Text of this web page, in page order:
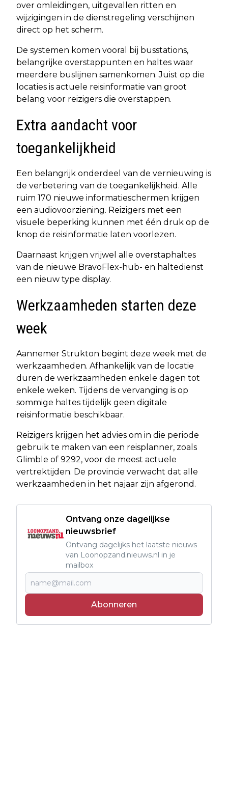
over omleidingen, uitgevallen ritten en
wijzigingen in de dienstregeling verschijnen
direct op het scherm.
De systemen komen vooral bij busstations,
belangrijke overstappunten en haltes waar
meerdere buslijnen samenkomen. Juist op die
locaties is actuele reisinformatie van groot
belang voor reizigers die overstappen.
Extra aandacht voor
toegankelijkheid
Een belangrijk onderdeel van de vernieuwing is
de verbetering van de toegankelijkheid. Alle
ruim 170 nieuwe informatieschermen krijgen
een audiovoorziening. Reizigers met een
visuele beperking kunnen met één druk op de
knop de reisinformatie laten voorlezen.
Daarnaast krijgen vrijwel alle overstaphaltes
van de nieuwe BravoFlex-hub- en haltedienst
een nieuw type display.
Werkzaamheden starten deze
week
Aannemer Strukton begint deze week met de
werkzaamheden. Afhankelijk van de locatie
duren de werkzaamheden enkele dagen tot
enkele weken. Tijdens de vervanging is op
sommige haltes tijdelijk geen digitale
reisinformatie beschikbaar.
Reizigers krijgen het advies om in die periode
gebruik te maken van een reisplanner, zoals
Glimble of 9292, voor de meest actuele
vertrektijden. De provincie verwacht dat alle
werkzaamheden in het najaar zijn afgerond.
Ontvang onze dagelijkse
nieuwsbrief
Ontvang dagelijks het laatste nieuws
van Loonopzand.nieuws.nl in je
mailbox
Abonneren